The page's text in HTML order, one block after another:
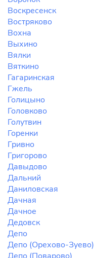
Воскресенск
Востряково
Вохна
Выхино
Вялки
Вяткино
Гагаринская
Гжель
Голицыно
Головково
Голутвин
Горенки
Гривно
Григорово
Давыдово
Дальний
Даниловская
Дачная
Дачное
Дедовск
Депо
Депо (Орехово-Зуево)